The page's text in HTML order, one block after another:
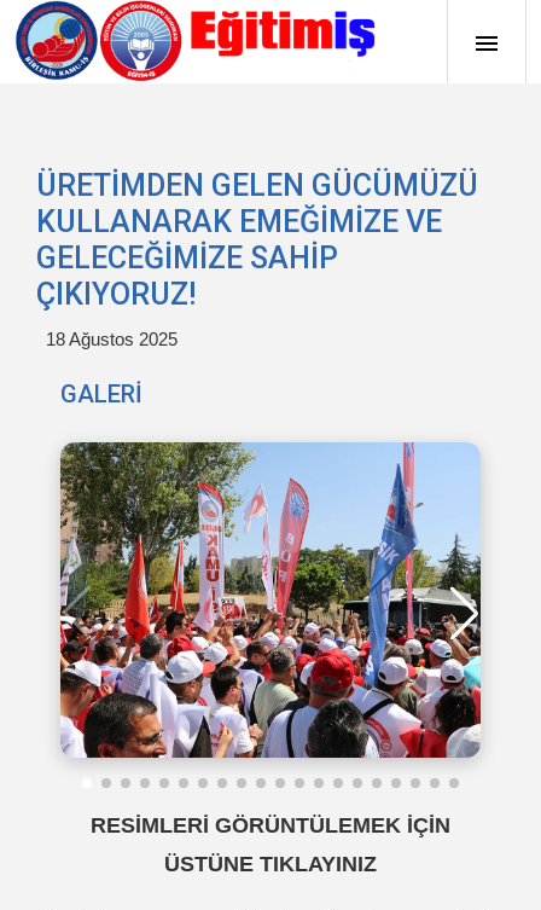
ÜRETİMDEN GELEN GÜCÜMÜZÜ
KULLANARAK EMEĞİMİZE VE
GELECEĞİMİZE SAHİP
ÇIKIYORUZ!
18 Ağustos 2025
GALERİ
RESİMLERİ GÖRÜNTÜLEMEK İÇİN
ÜSTÜNE TIKLAYINIZ